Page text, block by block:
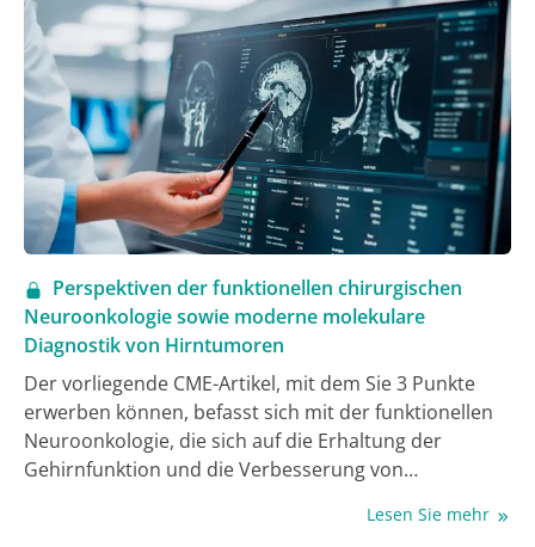
Perspektiven der funktionellen chirurgischen
Neuroonkologie sowie moderne molekulare
Diagnostik von Hirntumoren
Der vorliegende CME-Artikel, mit dem Sie 3 Punkte
erwerben können, befasst sich mit der funktionellen
Neuroonkologie, die sich auf die Erhaltung der
Gehirnfunktion und die Verbesserung von
Hirntumoren in funktionell essenziellen Arealen
Lesen Sie mehr